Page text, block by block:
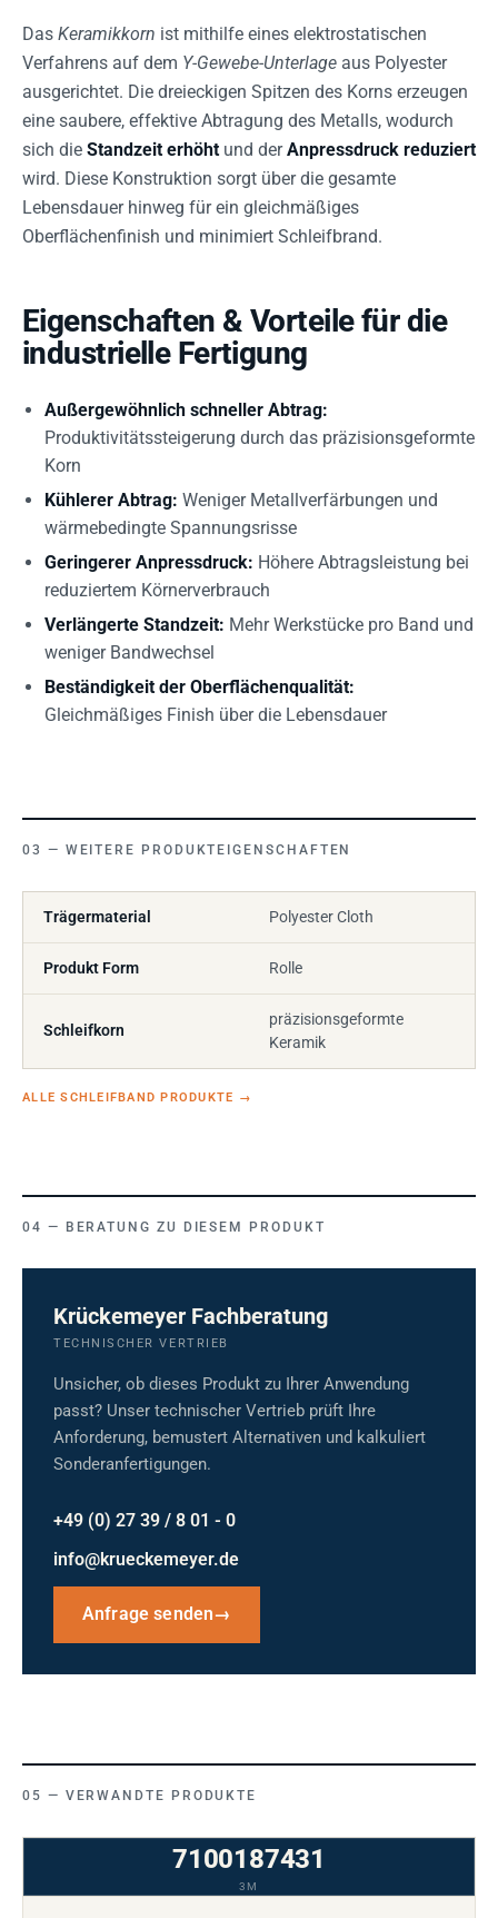
Das Keramikkorn ist mithilfe eines elektrostatischen
Verfahrens auf dem Y-Gewebe-Unterlage aus Polyester
ausgerichtet. Die dreieckigen Spitzen des Korns erzeugen
eine saubere, effektive Abtragung des Metalls, wodurch
sich die Standzeit erhöht und derAnpressdruck reduziert
wird. Diese Konstruktion sorgt über die gesamte
Lebensdauer hinweg für ein gleichmäßiges
Oberflächenfinish und minimiert Schleifbrand.
Eigenschaften & Vorteile für die
industrielle Fertigung
Außergewöhnlich schneller Abtrag:
Produktivitätssteigerung durch das präzisionsgeformte
Korn
Kühlerer Abtrag: Weniger Metallverfärbungen und
wärmebedingte Spannungsrisse
Geringerer Anpressdruck: Höhere Abtragsleistung bei
reduziertem Körnerverbrauch
Verlängerte Standzeit: Mehr Werkstücke pro Band und
weniger Bandwechsel
Beständigkeit der Oberflächenqualität:
Gleichmäßiges Finish über die Lebensdauer
WEITERE PRODUKTEIGENSCHAFTEN
Trägermaterial Polyester Cloth
Produkt Form Rolle
Schleifkorn
präzisionsgeformte
Keramik
ALLE SCHLEIFBAND PRODUKTE →
BERATUNG ZU DIESEM PRODUKT
Krückemeyer Fachberatung
TECHNISCHER VERTRIEB
Unsicher, ob dieses Produkt zu Ihrer Anwendung
passt? Unser technischer Vertrieb prüft Ihre
Anforderung, bemustert Alternativen und kalkuliert
Sonderanfertigungen.
+49 (0) 27 39 / 8 01 - 0
info@krueckemeyer.de
Anfrage senden→
VERWANDTE PRODUKTE
7100187431
3M